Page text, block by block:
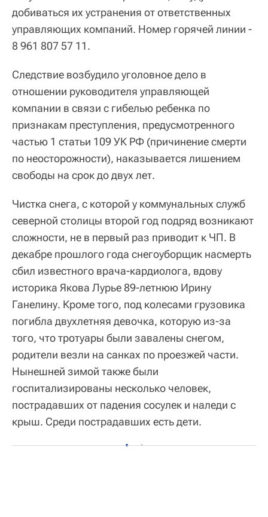
добиваться их устранения от ответственных
управляющих компаний. Номер горячей линии -
8 961 807 57 11.
Следствие возбудило уголовное дело в
отношении руководителя управляющей
компании в связи с гибелью ребенка по
признакам преступления, предусмотренного
частью 1 статьи 109 УК РФ (причинение смерти
по неосторожности), наказывается лишением
свободы на срок до двух лет.
Чистка снега, с которой у коммунальных служб
северной столицы второй год подряд возникают
сложности, не в первый раз приводит к ЧП. В
декабре прошлого года снегоуборщик насмерть
сбил известного врача-кардиолога, вдову
историка Якова Лурье 89-летнюю Ирину
Ганелину. Кроме того, под колесами грузовика
погибла двухлетняя девочка, которую из-за
того, что тротуары были завалены снегом,
родители везли на санках по проезжей части.
Нынешней зимой также были
госпитализированы несколько человек,
пострадавших от падения сосулек и наледи с
крыш. Среди пострадавших есть дети.